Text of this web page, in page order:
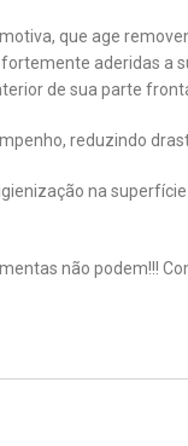
que age
aderidas a
de sua parte
reduzindo
na
não podem!!!